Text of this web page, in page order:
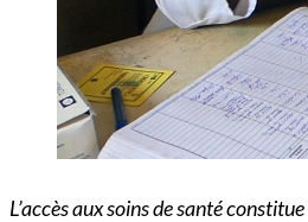
L’accès aux soins de santé